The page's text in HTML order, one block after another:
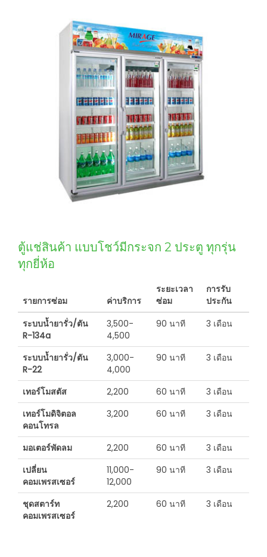
ตู้แช่สินค้า แบบโชว์มีกระจก 2 ประตู ทุกรุ่น
ทุกยี่ห้อ
รายการซ่อม ค่าบริการ
ระยะเวลา
ซ่อม
การรับ
ประกัน
ระบบน้ำยารั่ว/ตัน
R-134a
3,500-
4,500
90 นาที 3 เดือน
ระบบน้ำยารั่ว/ตัน
R-22
3,000-
4,000
90 นาที 3 เดือน
เทอร์โมสตัส 2,200 60 นาที
3 เดือน
เทอร์โมดิจิตอล
คอนโทรล
3,200 60 นาที 3 เดือน
มอเตอร์พัดลม 2,200 60 นาที
3 เดือน
เปลี่ยน
คอมเพรสเซอร์
11,000-
12,000
90 นาที 3 เดือน
ชุดสตาร์ท
คอมเพรสเซอร์
2,200 60 นาที 3 เดือน